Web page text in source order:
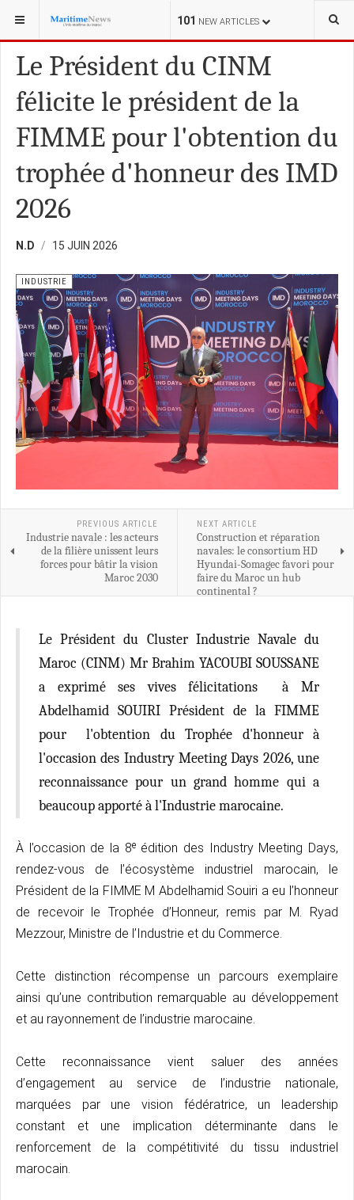
101 NEW ARTICLES
VOUS ÊTES ICI : MARINE MILITAIRE
Le Président du CINM
félicite le président de la
FIMME pour l'obtention du
trophée d'honneur des IMD
2026
N.D 15 JUIN 2026
INDUSTRIE
PREVIOUS ARTICLE
Industrie navale : les acteurs
de la filière unissent leurs
forces pour bâtir la vision
Maroc 2030
NEXT ARTICLE
Construction et réparation
navales: le consortium HD
Hyundai-Somagec favori pour
faire du Maroc un hub
continental ?
Le Président du Cluster Industrie Navale du
Maroc (CINM) Mr Brahim YACOUBI SOUSSANE
a exprimé ses vives félicitations à Mr
Abdelhamid SOUIRI Président de la FIMME
pour l'obtention du Trophée d'honneur à
l'occasion des Industry Meeting Days 2026, une
reconnaissance pour un grand homme qui a
beaucoup apporté à l'Industrie marocaine.
À l’occasion de la 8ᵉ édition des Industry Meeting Days,
rendez-vous de l’écosystème industriel marocain, le
Président de la FIMME M Abdelhamid Souiri a eu l’honneur
de recevoir le Trophée d’Honneur, remis par M.
Ryad
Mezzour, Ministre de l’Industrie et du Commerce.
Cette distinction récompense un parcours exemplaire
ainsi qu’une contribution remarquable au développement
et au rayonnement de l’industrie marocaine.
Cette reconnaissance vient saluer des années
d’engagement au service de l’industrie nationale,
marquées par une vision fédératrice, un leadership
constant et une implication déterminante dans le
renforcement de la compétitivité du tissu industriel
marocain.